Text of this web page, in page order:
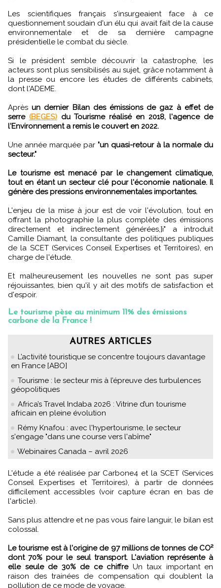
Les scientifiques français s'insurgeaient face à ce
questionnement soudain d'un élu qui avait fait de la cause
environnementale et de sa dernière campagne
présidentielle le combat du siècle.
Si le président semble découvrir la catastrophe, les
acteurs sont plus sensibilisés au sujet, grâce notamment à
la presse ou encore les études de différents cabinets,
dont l'ADEME.
Aprèsun dernier Bilan des émissions de gaz à effet de
serre (BEGES) du Tourisme réalisé en 2018, l'agence de
l'Environnement a remis le couvert en 2022.
Une année marquée par "un quasi-retour à la normale du
secteur."
Le tourisme est menacé par le changement climatique,
tout en étant un secteur clé pour l'économie nationale. Il
génère des pressions environnementales importantes.
L'enjeu de la mise à jour est de voir l'évolution, tout en
offrant la photographie la plus complète des émissions
directement et indirectement générées,]i" a introduit
Camille Diamant, la consultante des politiques publiques
de la SCET (Services Conseil Expertises et Territoires), en
charge de l'étude.
Et malheureusement les nouvelles ne sont pas super
réjouissantes, bien qu'il y ait des motifs de satisfaction et
d'espoir.
Le tourisme pèse au minimum 11% des émissions
carbone de la France !
AUTRES ARTICLES
L’activité touristique se concentre toujours davantage
en France [ABO]
Tourisme : le secteur mis à l’épreuve des turbulences
géopolitiques
Africa’s Travel Indaba 2026 : Vitrine d’un tourisme
africain en pleine évolution
Rémy Knafou : avec l'hypertourisme, le secteur
s'engage "dans une course vers l'abîme"
Webinaires Canada – avril 2026
L'étude a été réalisée par Carbone4 et la SCET (Services
Conseil Expertises et Territoires), à partir de données
difficilement accessibles (voir capture écran en bas de
l'article).
Sans plus attendre et ne pas vous faire languir, le bilan est
colossal.
Le tourisme est à l'origine de 97 millions de tonnes de CO²
dont 70% pour le seul transport. L'aviation représente à
elle seule de 30% de ce chiffre Un taux important en
raison des trainées de compensation qui doublent la
pollution de ce mode de voyage.